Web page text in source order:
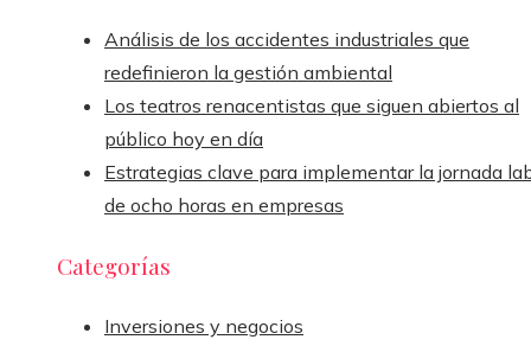
Análisis de los accidentes industriales que
redefinieron la gestión ambiental
Los teatros renacentistas que siguen abiertos al
público hoy en día
Estrategias clave para implementar la jornada
de ocho horas en empresas
Categorías
Inversiones y negocios